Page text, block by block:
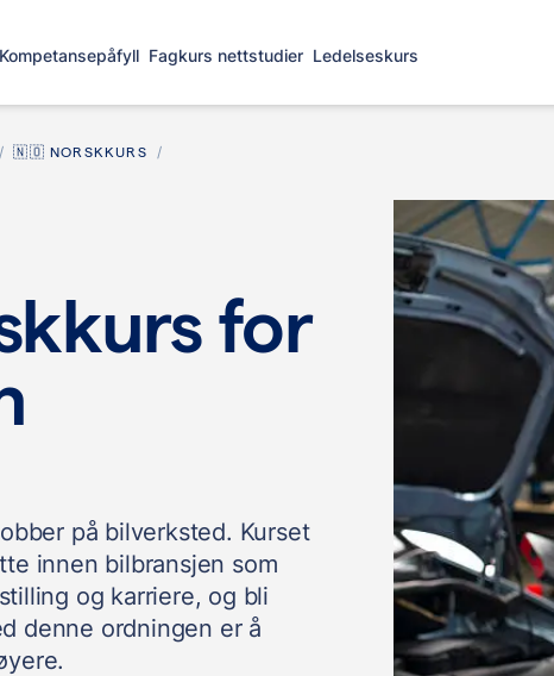
Kompetansepåfyll Fagkurs nettstudier Ledelseskurs
🇳🇴 NORSKKURS
for
på bilverksted. Kurset
innen bilbransjen som
og karriere, og bli
denne ordningen er å